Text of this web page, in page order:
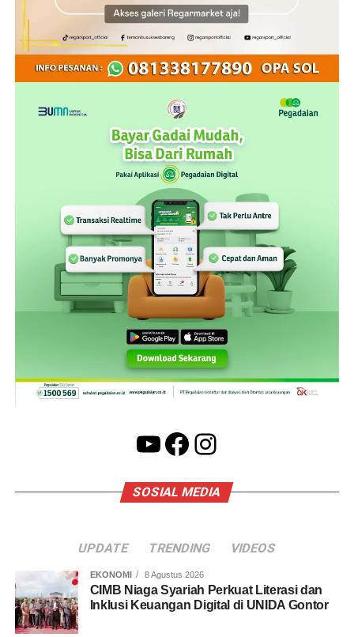
YouTube
Facebook
Instagram
SOSIAL MEDIA
UPDATE TRENDING VIDEOS
EKONOMI 8 Agustus 2026
CIMB Niaga Syariah Perkuat Literasi dan
Inklusi Keuangan Digital di UNIDA Gontor